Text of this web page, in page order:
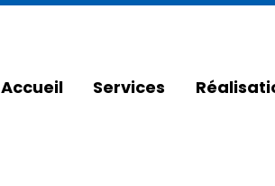
Accueil Services